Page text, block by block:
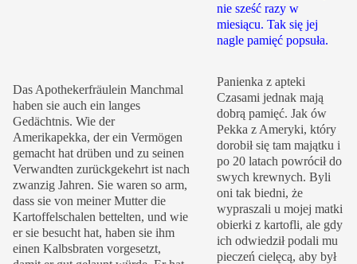
nie sześć razy w
miesiącu. Tak się jej
nagle pamięć popsuła.
Das Apothekerfräulein Manchmal
haben sie auch ein langes
Gedächtnis. Wie der
Amerikapekka, der ein Vermögen
gemacht hat drüben und zu seinen
Verwandten zurückgekehrt ist nach
zwanzig Jahren. Sie waren so arm,
dass sie von meiner Mutter die
Kartoffelschalen bettelten, und wie
er sie besucht hat, haben sie ihm
einen Kalbsbraten vorgesetzt,
Panienka z apteki
Czasami jednak mają
dobrą pamięć. Jak ów
Pekka z Ameryki, który
dorobił się tam majątku i
po 20 latach powrócił do
swych krewnych. Byli
oni tak biedni, że
wypraszali u mojej matki
obierki z kartofli, ale gdy
ich odwiedził podali mu
pieczeń cielęcą, aby był